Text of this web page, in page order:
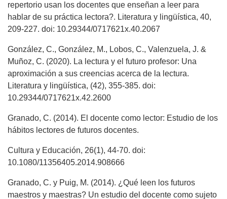
repertorio usan los docentes que enseñan a leer para
hablar de su práctica lectora?. Literatura y lingüística, 40,
209-227. doi: 10.29344/0717621x.40.2067
González, C., González, M., Lobos, C., Valenzuela, J. &
Muñoz, C. (2020). La lectura y el futuro profesor: Una
aproximación a sus creencias acerca de la lectura.
Literatura y lingüística, (42), 355-385. doi:
10.29344/0717621x.42.2600
Granado, C. (2014). El docente como lector: Estudio de los
hábitos lectores de futuros docentes.
Cultura y Educación, 26(1), 44-70. doi:
10.1080/11356405.2014.908666
Granado, C. y Puig, M. (2014). ¿Qué leen los futuros
maestros y maestras? Un estudio del docente como sujeto